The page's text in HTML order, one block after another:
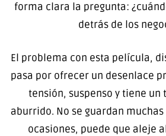
forma clara la pregunta:
detrás de los
El problema con esta película,
pasa por ofrecer un desenlace
tensión, suspenso y tiene un
aburrido. No se guardan
ocasiones, puede que aleje